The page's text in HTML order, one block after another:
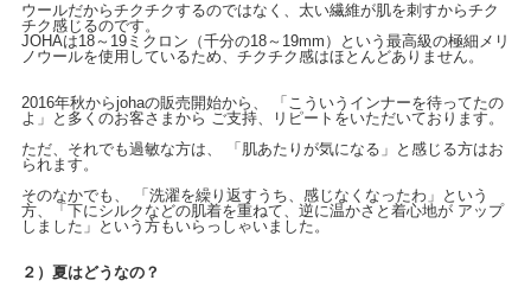
ウールだからチクチクするのではなく、太い繊維が肌を刺すからチク
チク感じるのです。
JOHAは18～19ミクロン（千分の18～19mm）という最高級の極細メリ
ノウールを使用しているため、チクチク感はほとんどありません。
2016年秋からjohaの販売開始から、 「こういうインナーを待ってたの
よ」と多くのお客さまから ご支持、リピートをいただいております。
ただ、それでも過敏な方は、 「肌あたりが気になる」と感じる方はお
られます。
そのなかでも、 「洗濯を繰り返すうち、感じなくなったわ」という
方、「下にシルクなどの肌着を重ねて、逆に温かさと着心地が アップ
しました」という方もいらっしゃいました。
２）夏はどうなの？